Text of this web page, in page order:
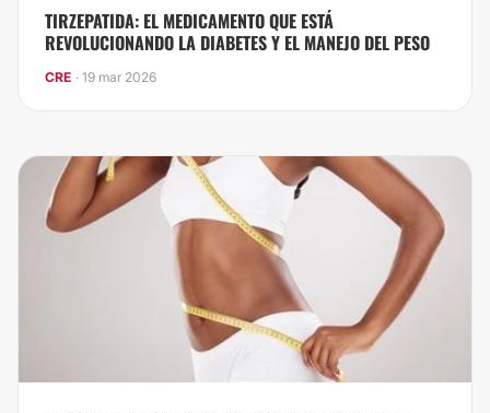
TIRZEPATIDA: EL MEDICAMENTO QUE ESTÁ
REVOLUCIONANDO LA DIABETES Y EL MANEJO DEL PESO
CRE · 19 mar 2026